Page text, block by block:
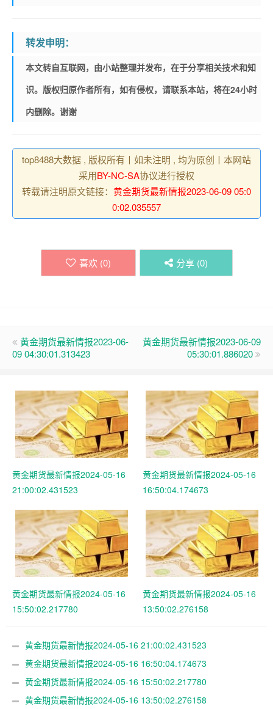
转发申明：
本文转自互联网，由小站整理并发布，在于分享相关技术和知
识。版权归原作者所有，如有侵权，请联系本站，将在24小时
内删除。谢谢
top8488大数据 , 版权所有丨如未注明 , 均为原创丨本网站
采用BY-NC-SA协议进行授权
转载请注明原文链接： 黄金期货最新情报2023-06-09 05:0
0:02.035557
喜欢 (0) 分享 (0)
黄金期货最新情报2023-06-
09 04:30:01.313423
黄金期货最新情报2023-06-09
05:30:01.886020
黄金期货最新情报2024-05-16
21:00:02.431523
黄金期货最新情报2024-05-16
16:50:04.174673
黄金期货最新情报2024-05-16
15:50:02.217780
黄金期货最新情报2024-05-16
13:50:02.276158
黄金期货最新情报2024-05-16 21:00:02.431523
黄金期货最新情报2024-05-16 16:50:04.174673
黄金期货最新情报2024-05-16 15:50:02.217780
黄金期货最新情报2024-05-16 13:50:02.276158